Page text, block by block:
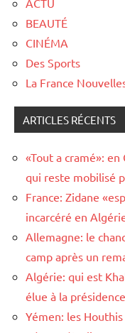
ACTU
BEAUTÉ
CINÉMA
Des Sports
La France
ARTICLES RÉCENTS
«Tout a cramé»:
qui reste mobilisé
France: Zidane
incarcéré en
Allemagne: le
camp après un
Algérie: qui est
élue à la
Yémen: les